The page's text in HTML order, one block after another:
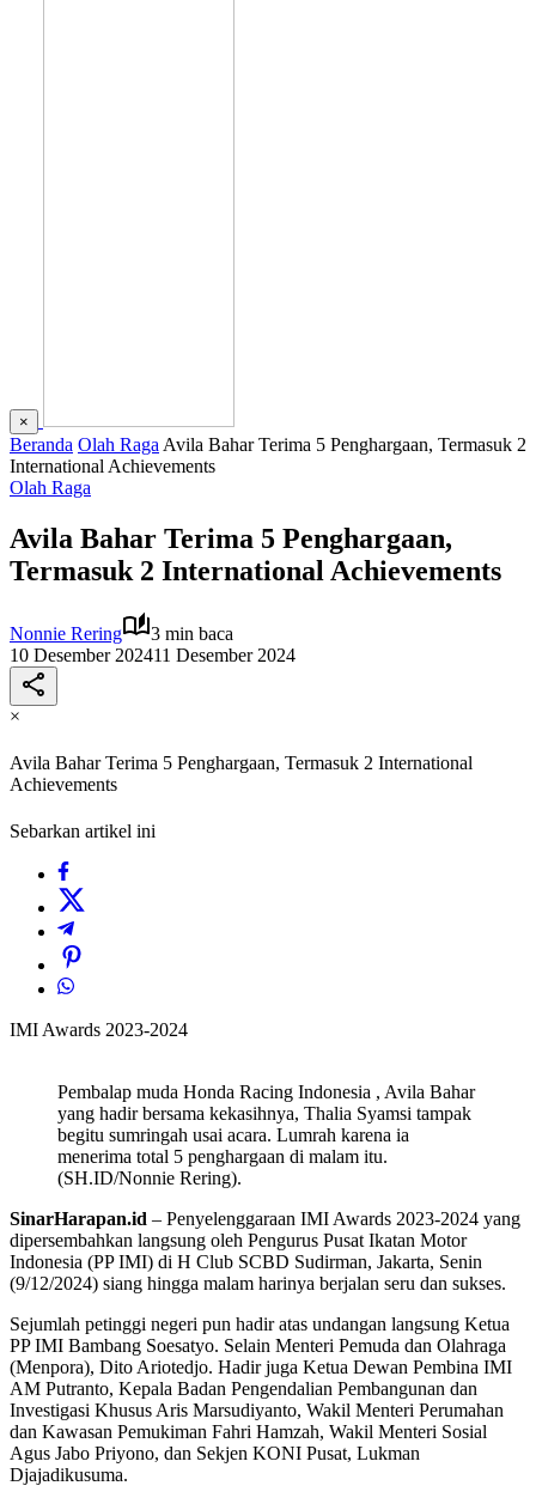
×
Beranda Olah Raga Avila Bahar Terima 5 Penghargaan, Termasuk 2
International Achievements
Olah Raga
Avila Bahar Terima 5 Penghargaan,
Termasuk 2 International Achievements
Nonnie Rering
3 min baca
10 Desember 202411 Desember 2024
×
Avila Bahar Terima 5 Penghargaan, Termasuk 2 International
Achievements
Sebarkan artikel ini
IMI Awards 2023-2024
Pembalap muda Honda Racing Indonesia , Avila Bahar
yang hadir bersama kekasihnya, Thalia Syamsi tampak
begitu sumringah usai acara. Lumrah karena ia
menerima total 5 penghargaan di malam itu.
(SH.ID/Nonnie Rering).
SinarHarapan.id – Penyelenggaraan IMI Awards 2023-2024 yang
dipersembahkan langsung oleh Pengurus Pusat Ikatan Motor
Indonesia (PP IMI) di H Club SCBD Sudirman, Jakarta, Senin
(9/12/2024) siang hingga malam harinya berjalan seru dan sukses.
Sejumlah petinggi negeri pun hadir atas undangan langsung Ketua
PP IMI Bambang Soesatyo. Selain Menteri Pemuda dan Olahraga
(Menpora), Dito Ariotedjo. Hadir juga Ketua Dewan Pembina IMI
AM Putranto, Kepala Badan Pengendalian Pembangunan dan
Investigasi Khusus Aris Marsudiyanto, Wakil Menteri Perumahan
dan Kawasan Pemukiman Fahri Hamzah, Wakil Menteri Sosial
Agus Jabo Priyono, dan Sekjen KONI Pusat, Lukman
Djajadikusuma.